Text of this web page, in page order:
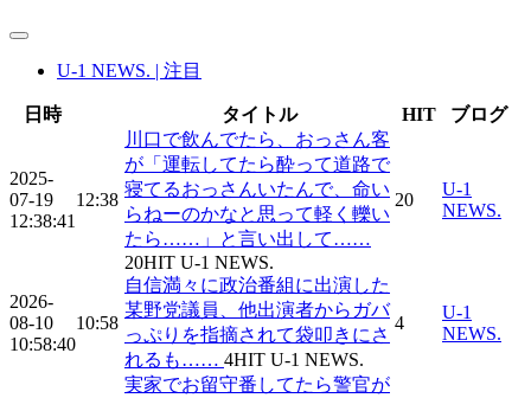
U-1 NEWS. | 注目
日時 タイトル HIT ブログ
2025-
07-19
12:38:41
12:38
川口で飲んでたら、おっさん客
が「運転してたら酔って道路で
寝てるおっさんいたんで、命い
らねーのかなと思って軽く轢い
たら……」と言い出して……
20HIT U-1 NEWS.
20
U-1
NEWS.
2026-
08-10
10:58:40
10:58
自信満々に政治番組に出演した
某野党議員、他出演者からガバ
っぷりを指摘されて袋叩きにさ
れるも…… 4HIT U-1 NEWS.
4
U-1
NEWS.
実家でお留守番してたら警官が